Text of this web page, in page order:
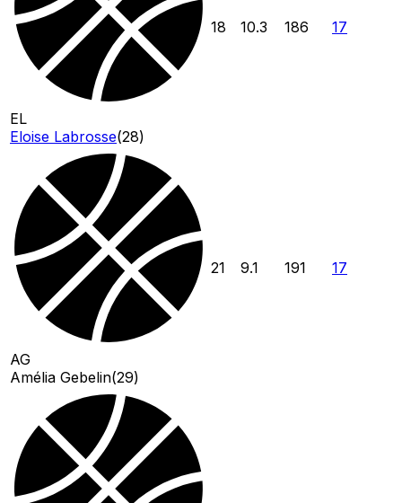
EL
Eloise Labrosse(28)
18 10.3 186 17
AG
Amélia Gebelin(29)
21 9.1 191 17